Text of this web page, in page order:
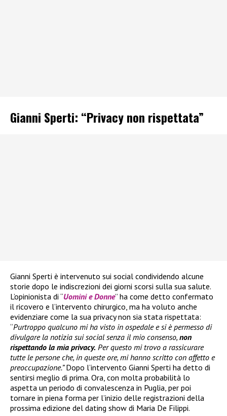
Gianni Sperti: “Privacy non rispettata”
Gianni Sperti è intervenuto sui social condividendo alcune
storie dopo le indiscrezioni dei giorni scorsi sulla sua salute.
L’opinionista di “Uomini e Donne” ha come detto confermato
il ricovero e l’intervento chirurgico, ma ha voluto anche
evidenziare come la sua privacy non sia stata rispettata:
“Purtroppo qualcuno mi ha visto in ospedale e si è permesso di
divulgare la notizia sui social senza il mio consenso, non
rispettando la mia privacy. Per questo mi trovo a rassicurare
tutte le persone che, in queste ore, mi hanno scritto con affetto e
preoccupazione.”Dopo l’intervento Gianni Sperti ha detto di
sentirsi meglio di prima. Ora, con molta probabilità lo
aspetta un periodo di convalescenza in Puglia, per poi
tornare in piena forma per l’inizio delle registrazioni della
prossima edizione del dating show di Maria De Filippi.